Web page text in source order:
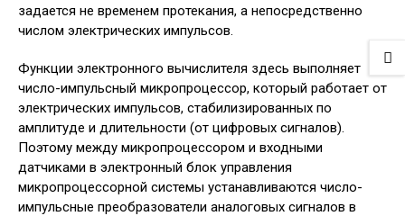
задается не временем протекания, а непосредственно
числом электрических импульсов.
Функции электронного вычислителя здесь выполняет
число-импульсный микропроцессор, который работает от
электрических импульсов, стабилизированных по
амплитуде и длительности (от цифровых сигналов).
Поэтому между микропроцессором и входными
датчиками в электронный блок управления
микропроцессорной системы устанавливаются число-
импульсные преобразователи аналоговых сигналов в